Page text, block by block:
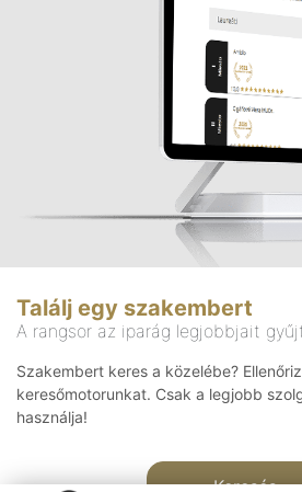
Találj egy szakembert
A rangsor az iparág legjobbjait
Szakembert keres a közelébe?
keresőmotorunkat. Csak a legjobb
használja!
Keresés